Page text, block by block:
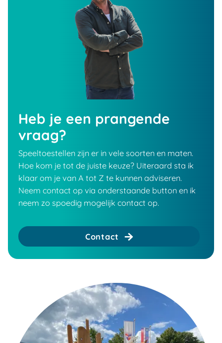
Heb je een prangende
vraag?
Speeltoestellen zijn er in vele soorten en maten.
Hoe kom je tot de juiste keuze? Uiteraard sta ik
klaar om je van A tot Z te kunnen adviseren.
Neem contact op via onderstaande button en ik
neem zo spoedig mogelijk contact op.
Contact